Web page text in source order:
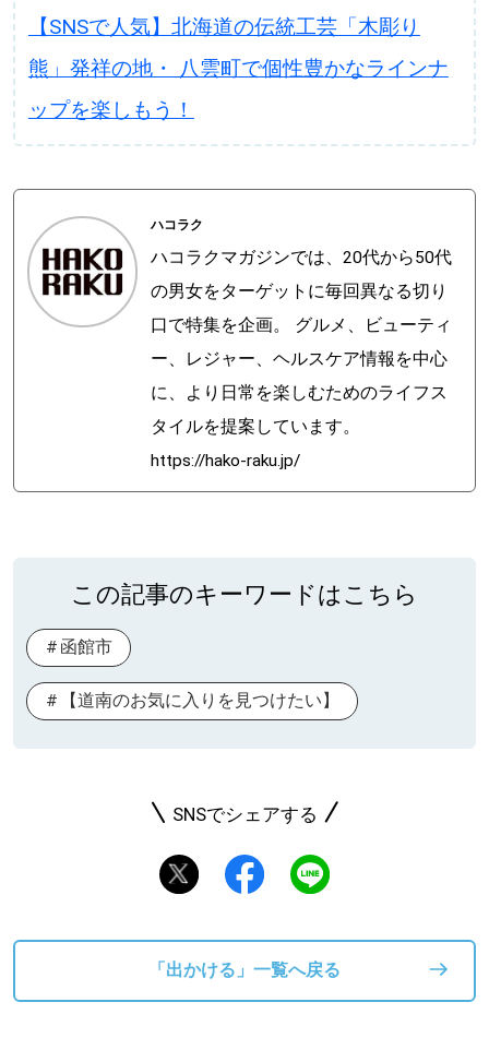
【SNSで人気】北海道の伝統工芸「木彫り
熊」発祥の地・ 八雲町で個性豊かなラインナ
ップを楽しもう！
ハコラク
ハコラクマガジンでは、20代から50代
の男女をターゲットに毎回異なる切り
口で特集を企画。 グルメ、ビューティ
ー、レジャー、ヘルスケア情報を中心
に、より日常を楽しむためのライフス
タイルを提案しています。
https://hako-raku.jp/
この記事のキーワードはこちら
函館市
【道南のお気に入りを見つけたい】
SNSでシェアする
「出かける」一覧へ戻る